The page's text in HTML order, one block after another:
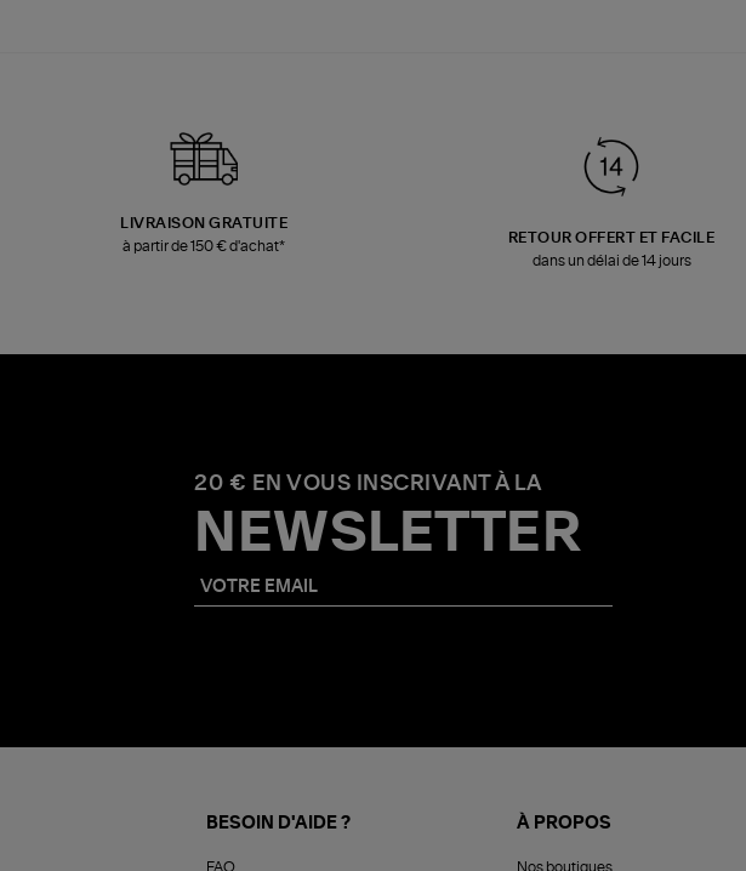
LIVRAISON GRATUITE
à partir de 150 € d'achat*
RETOUR OFFERT ET FACILE
dans un délai de 14 jours
20 € EN VOUS INSCRIVANT À LA
NEWSLETTER
BESOIN D'AIDE ?
FAQ
À PROPOS
Nos boutiques